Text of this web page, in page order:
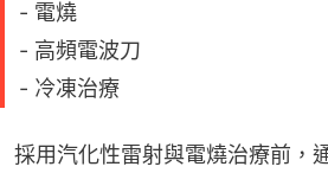
- 電燒
- 高頻電波刀
- 冷凍治療
採用汽化性雷射與電燒治療前，